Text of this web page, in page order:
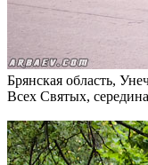
Брянская область,
Всех Святых,